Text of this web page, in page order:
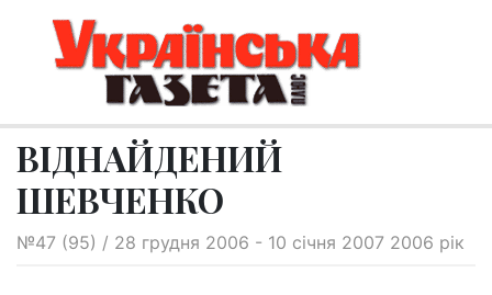
ВІДНАЙДЕНИЙ
ШЕВЧЕНКО
№47 (95) / 28 грудня 2006 - 10 січня 2007 2006 рік